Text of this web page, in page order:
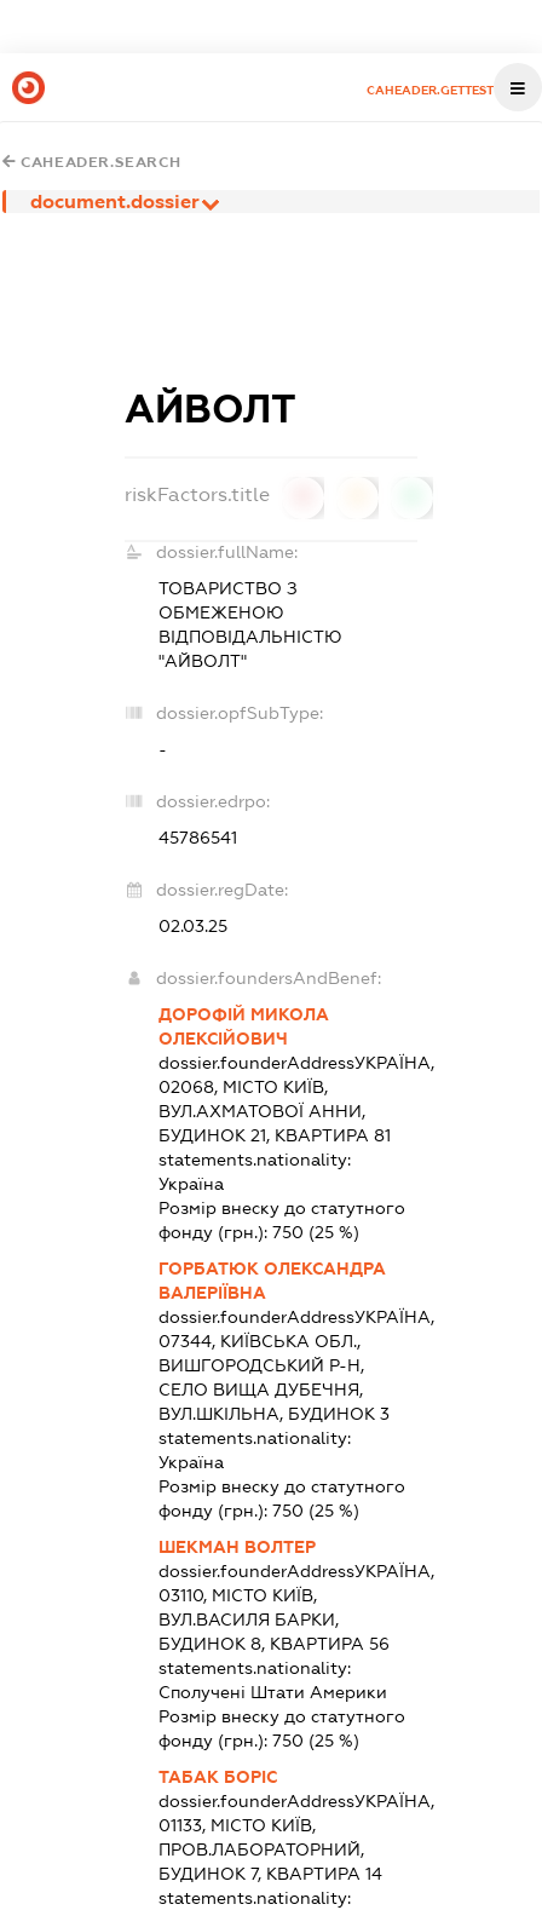
CAHEADER.GETTEST
CAHEADER.SEARCH
document.dossier
АЙВОЛТ
riskFactors.title
dossier.fullName:
ТОВАРИСТВО З
ОБМЕЖЕНОЮ
ВІДПОВІДАЛЬНІСТЮ
"АЙВОЛТ"
dossier.opfSubType:
-
dossier.edrpo:
45786541
dossier.regDate:
02.03.25
dossier.foundersAndBenef:
ДОРОФІЙ МИКОЛА
ОЛЕКСІЙОВИЧ
dossier.founderAddressУКРАЇНА,
02068, МІСТО КИЇВ,
ВУЛ.АХМАТОВОЇ АННИ,
БУДИНОК 21, КВАРТИРА 81
statements.nationality:
Україна
Розмір внеску до статутного
фонду (грн.): 750 (25 %)
ГОРБАТЮК ОЛЕКСАНДРА
ВАЛЕРІЇВНА
dossier.founderAddressУКРАЇНА,
07344, КИЇВСЬКА ОБЛ.,
ВИШГОРОДСЬКИЙ Р-Н,
СЕЛО ВИЩА ДУБЕЧНЯ,
ВУЛ.ШКІЛЬНА, БУДИНОК 3
statements.nationality:
Україна
Розмір внеску до статутного
фонду (грн.): 750 (25 %)
ШЕКМАН ВОЛТЕР
dossier.founderAddressУКРАЇНА,
03110, МІСТО КИЇВ,
ВУЛ.ВАСИЛЯ БАРКИ,
БУДИНОК 8, КВАРТИРА 56
statements.nationality:
Сполучені Штати Америки
Розмір внеску до статутного
фонду (грн.): 750 (25 %)
ТАБАК БОРІС
dossier.founderAddressУКРАЇНА,
01133, МІСТО КИЇВ,
ПРОВ.ЛАБОРАТОРНИЙ,
БУДИНОК 7, КВАРТИРА 14
statements.nationality: